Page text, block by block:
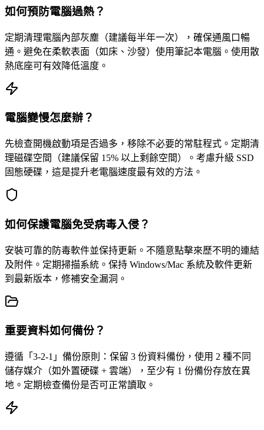
如何預防電腦過熱？
定期清理電腦內部灰塵（建議每半年一次），確保通風口暢
通。避免在柔軟表面（如床、沙發）使用筆記本電腦。使用散
熱底座可有效降低溫度。
電腦變慢怎麼辦？
先檢查開機啟動項是否過多，移除不必要的常駐程式。定期清
理磁碟空間（建議保留 15% 以上剩餘空間）。考慮升級 SSD
固態硬碟，這是提升老電腦速度最有效的方法。
如何保護電腦免受病毒入侵？
安裝可靠的防毒軟件並保持更新。不隨意點擊來歷不明的連結
及附件。定期掃描系統。保持 Windows/Mac 系統及軟件更新
到最新版本，修補安全漏洞。
重要資料如何備份？
遵循「3-2-1」備份原則：保留 3 份資料備份，使用 2 種不同
儲存媒介（如外置硬碟 + 雲端），至少有 1 份備份存放在異
地。定期檢查備份是否可正常讀取。